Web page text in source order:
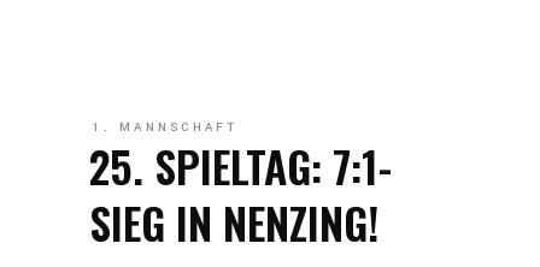
1. MANNSCHAFT
25. SPIELTAG: 7:1-
SIEG IN NENZING!